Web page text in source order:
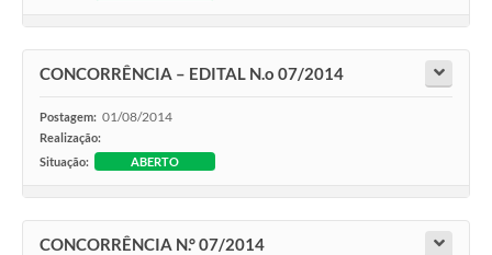
CONCORRÊNCIA – EDITAL N.o 07/2014
Postagem: 01/08/2014
Realização:
Situação:
ABERTO
CONCORRÊNCIA N.° 07/2014